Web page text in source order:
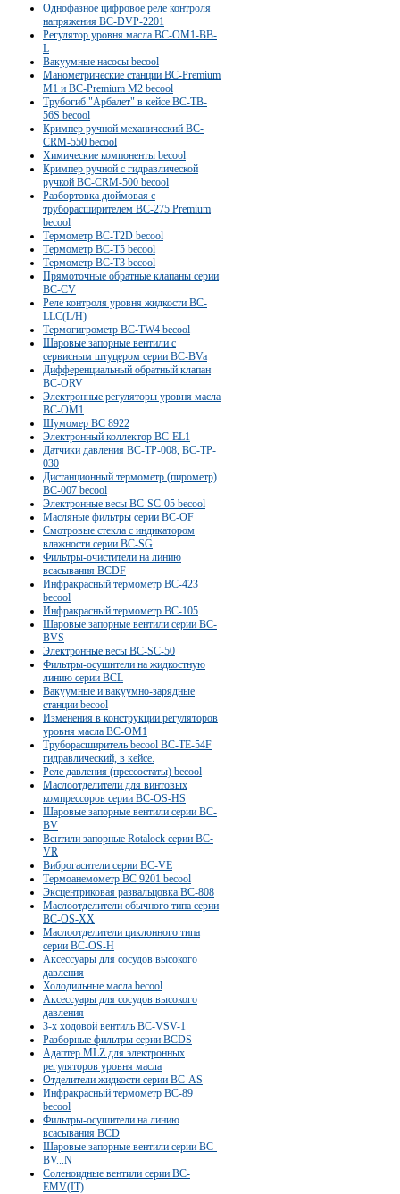
Однофазное цифровое реле контроля
напряжения BC-DVP-2201
Регулятор уровня масла BC-OM1-BB-
L
Вакуумные насосы becool
Манометрические станции BC-Premium
M1 и BC-Premium M2 becool
Трубогиб "Арбалет" в кейсе BC-TB-
56S becool
Кримпер ручной механический BC-
CRM-550 becool
Химические компоненты becool
Кримпер ручной с гидравлической
ручкой BC-CRM-500 becool
Разбортовка дюймовая с
труборасширителем BC-275 Premium
becool
Термометр BC-T2D becool
Термометр BC-T5 becool
Термометр BC-T3 becool
Прямоточные обратные клапаны серии
BC-CV
Реле контроля уровня жидкости ВС-
LLC(L/H)
Термогигрометр BC-TW4 becool
Шаровые запорные вентили с
сервисным штуцером серии BC-BVa
Дифференциальный обратный клапан
BC-ORV
Электронные регуляторы уровня масла
BC-OM1
Шумомер BC 8922
Электронный коллектор BC-EL1
Датчики давления BC-TP-008, BC-TP-
030
Дистанционный термометр (пирометр)
BC-007 becool
Электронные весы BC-SC-05 becool
Масляные фильтры серии BC-OF
Смотровые стекла c индикатором
влажности серии BC-SG
Фильтры-очистители на линию
всасывания BCDF
Инфракрасный термометр BC-423
becool
Инфракрасный термометр BC-105
Шаровые запорные вентили серии BC-
BVS
Электронные весы BC-SC-50
Фильтры-осушители на жидкостную
линию серии BCL
Вакуумные и вакуумно-зарядные
станции becool
Изменения в конструкции регуляторов
уровня масла BC-OM1
Труборасширитель becool BC-TE-54F
гидравлический, в кейсе.
Реле давления (прессостаты) becool
Маслоотделители для винтовых
компрессоров серии ВС-OS-HS
Шаровые запорные вентили серии BC-
BV
Вентили запорные Rotalock серии BC-
VR
Виброгасители серии BC-VE
Термоанемометр BC 9201 becool
Эксцентриковая развальцовка ВС-808
Маслоотделители обычного типа серии
ВС-OS-XX
Маслоотделители циклонного типа
серии ВС-OS-Н
Аксессуары для сосудов высокого
давления
Холодильные масла becool
Аксессуары для сосудов высокого
давления
3-х ходовой вентиль BC-VSV-1
Разборные фильтры серии BCDS
Адаптер MLZ для электронных
регуляторов уровня масла
Отделители жидкости серии ВС-AS
Инфракрасный термометр BC-89
becool
Фильтры-осушители на линию
всасывания BCD
Шаровые запорные вентили серии BC-
BV...N
Соленоидные вентили серии BC-
EMV(IT)